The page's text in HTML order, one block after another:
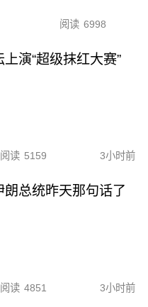
阅读 6998
演“超级抹红大赛”
阅读 5159 3小时前
总统昨天那句话了
阅读 4851 3小时前